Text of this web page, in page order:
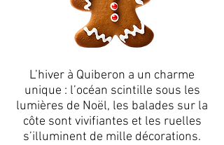
L’hiver à Quiberon a un charme
unique : l’océan scintille sous les
lumières de Noël, les balades sur la
côte sont vivifiantes et les ruelles
s’illuminent de mille décorations.